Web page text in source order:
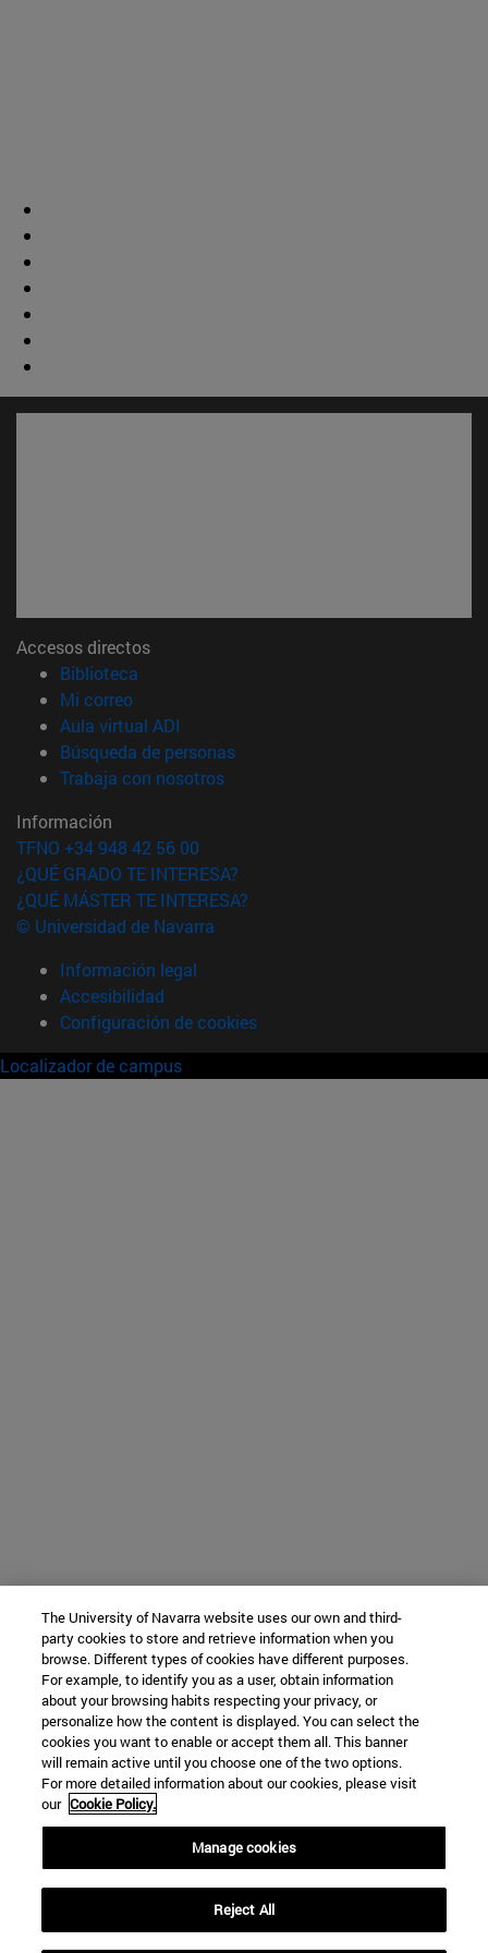
Accesos directos
Biblioteca
Mi correo(abre en nueva ventana)
Aula virtual ADI
Búsqueda de personas(abre en nueva ventana)
Trabaja con nosotros(abre en nueva ventana)
Información
TFNO +34 948 42 56 00
¿QUÉ GRADO TE INTERESA?
¿QUÉ MÁSTER TE INTERESA?
© Universidad de Navarra
Información legal
Accesibilidad
Configuración de cookies
Localizador de campus
The University of Navarra website uses our own and third-
party cookies to store and retrieve information when you
browse. Different types of cookies have different purposes.
For example, to identify you as a user, obtain information
about your browsing habits respecting your privacy, or
personalize how the content is displayed. You can select the
cookies you want to enable or accept them all. This banner
will remain active until you choose one of the two options.
For more detailed information about our cookies, please visit
our Cookie Policy.
Manage cookies
Reject All